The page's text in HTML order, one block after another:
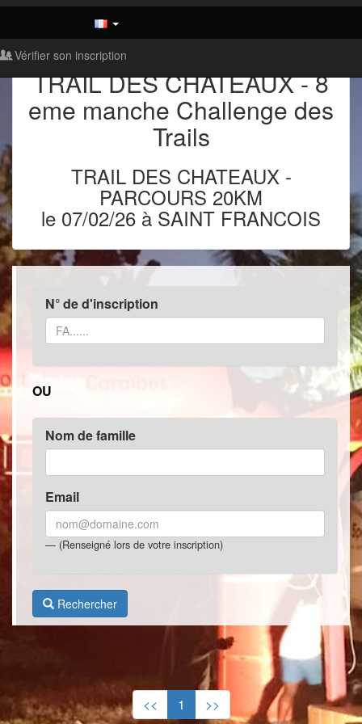
Vérifier son inscription
TRAIL DES CHATEAUX - 8
eme manche Challenge des
Trails
TRAIL DES CHATEAUX -
PARCOURS 20KM
le 07/02/26 à SAINT FRANCOIS
N° de d'inscription
OU
Nom de famille
Email
(Renseigné lors de votre inscription)
Rechercher
<< 1 >>